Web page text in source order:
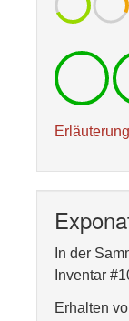
In der
Inventar
Erhalten